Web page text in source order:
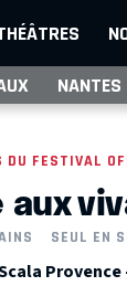
NANTES
DU FESTIVAL
aux
SEUL EN
Provence